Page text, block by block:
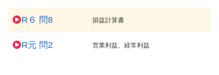
R６ 問8 損益計算書
R元 問2 営業利益、経常利益